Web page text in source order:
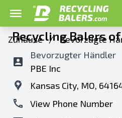
Zuhause / Bevorzugte
Recycling Balers
Bevorzugter Händler
PBE Inc
Kansas City, MO,
View Phone Number